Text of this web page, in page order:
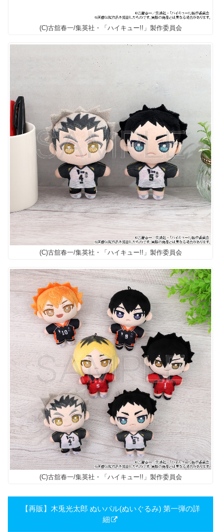
(C)古舘春一/集英社・「ハイキュー!!」製作委員会
(C)古舘春一/集英社・「ハイキュー!!」製作委員会
(C)古舘春一/集英社・「ハイキュー!!」製作委員会
【再販】​木兎光太郎 ぬいパル(ぬいぐる​み) 第一弾の詳
細